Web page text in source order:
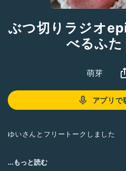
ぶつ切りラジオ
べるふた
萌芽
アプリで
ゆいさんとフリートークしました
補足情報:おゆいが急ブレーキをか
...もっと読む